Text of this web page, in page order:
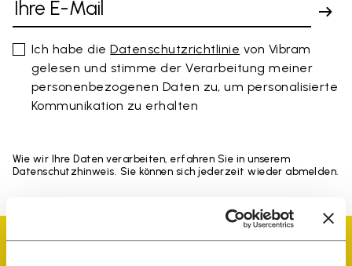
Ich habe dieDatenschutzrichtlinie von Vibram
gelesen und stimme der Verarbeitung meiner
personenbezogenen Daten zu, um personalisierte
Kommunikation zu erhalten
Wie wir Ihre Daten verarbeiten, erfahren Sie in unserem
Datenschutzhinweis. Sie können sich jederzeit wieder abmelden.